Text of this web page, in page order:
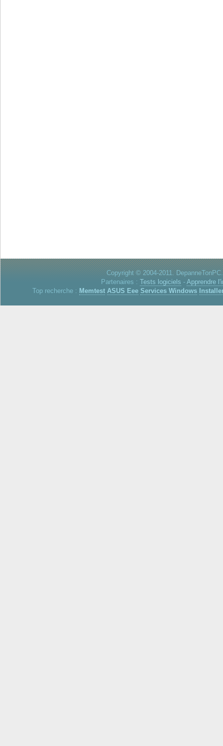
Copyright © 2004-2011.
Partenaires : Tests logiciels - Apprendre
Top recherche : Memtest ASUS Eee Services Windows